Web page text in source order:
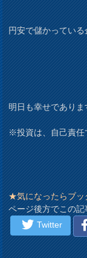
円安で儲かってい
明日も幸せであり
※投資は、自己責任
★気になったらブッ
ページ後方でこの
Twitter